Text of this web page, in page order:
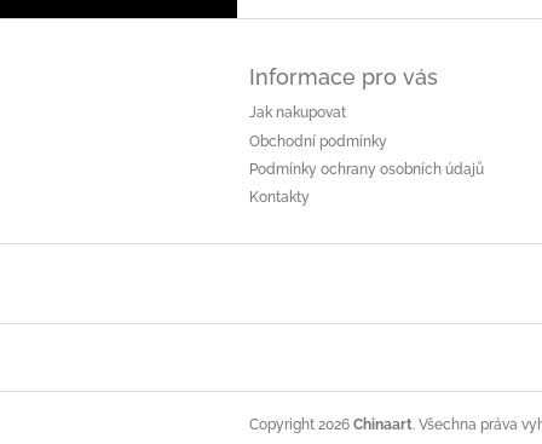
Informace pro vás
Jak nakupovat
Obchodní podmínky
Podmínky ochrany osobních údajů
Kontakty
Copyright 2026 Chinaart. Všechna práva